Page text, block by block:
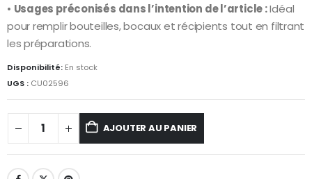
• Usages préconisés dans l’intention de l’article :Idéal
pour remplir bouteilles, bocaux et récipients tout en filtrant
les préparations.
Disponibilité: En stock
UGS : CU02596
AJOUTER AU PANIER